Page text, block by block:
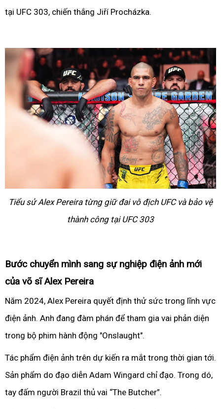
tại UFC 303, chiến thắng Jiří Procházka.
Tiểu sử Alex Pereira từng giữ đai vô địch UFC và bảo vệ
thành công tại UFC 303
Bước chuyển mình sang sự nghiệp điện ảnh mới
của võ sĩ Alex Pereira
Năm 2024, Alex Pereira quyết định thử sức trong lĩnh vực
điện ảnh. Anh đang đàm phán để tham gia vai phản diện
trong bộ phim hành động "Onslaught".
Tác phẩm điện ảnh trên dự kiến ra mắt trong thời gian tới.
Sản phẩm do đạo diễn Adam Wingard chỉ đạo. Trong dó,
tay đấm người Brazil thủ vai “The Butcher”.